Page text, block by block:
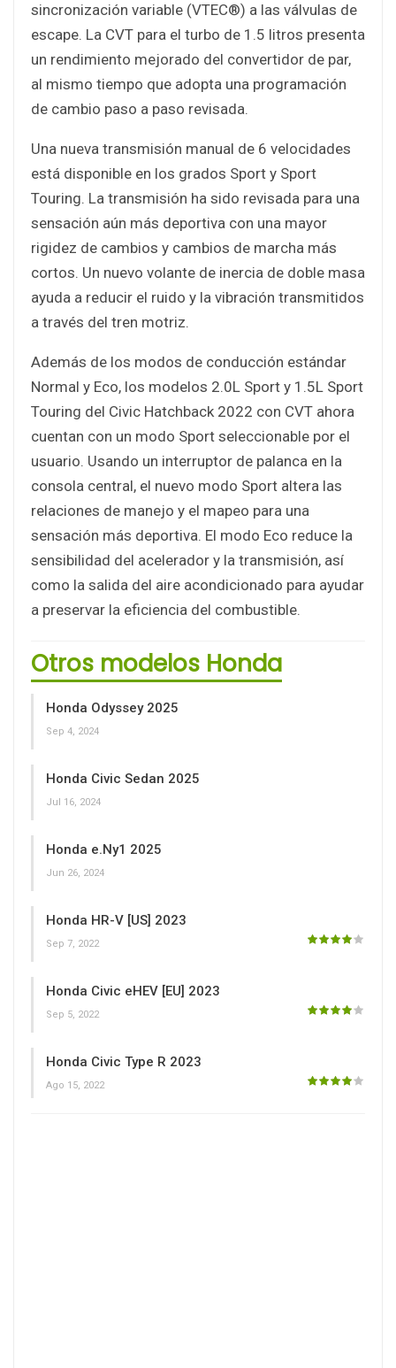
sincronización variable (VTEC®) a las válvulas de
escape. La CVT para el turbo de 1.5 litros presenta
un rendimiento mejorado del convertidor de par,
al mismo tiempo que adopta una programación
de cambio paso a paso revisada.
Una nueva transmisión manual de 6 velocidades
está disponible en los grados Sport y Sport
Touring. La transmisión ha sido revisada para una
sensación aún más deportiva con una mayor
rigidez de cambios y cambios de marcha más
cortos. Un nuevo volante de inercia de doble masa
ayuda a reducir el ruido y la vibración transmitidos
a través del tren motriz.
Además de los modos de conducción estándar
Normal y Eco, los modelos 2.0L Sport y 1.5L Sport
Touring del Civic Hatchback 2022 con CVT ahora
cuentan con un modo Sport seleccionable por el
usuario. Usando un interruptor de palanca en la
consola central, el nuevo modo Sport altera las
relaciones de manejo y el mapeo para una
sensación más deportiva. El modo Eco reduce la
sensibilidad del acelerador y la transmisión, así
como la salida del aire acondicionado para ayudar
a preservar la eficiencia del combustible.
Otros modelos Honda
Honda Odyssey 2025
Sep 4, 2024
Honda Civic Sedan 2025
Jul 16, 2024
Honda e.Ny1 2025
Jun 26, 2024
Honda HR-V [US] 2023
Sep 7, 2022
Honda Civic eHEV [EU] 2023
Sep 5, 2022
Honda Civic Type R 2023
Ago 15, 2022